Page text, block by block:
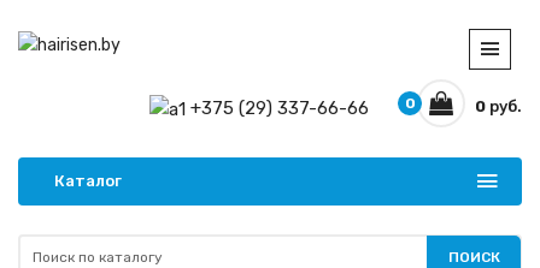
+375 (29) 337-66-66 0 руб.
0
Каталог
ПОИСК